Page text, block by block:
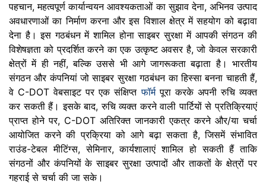
पहचान, महत्वपूर्ण कार्यान्वयन आवश्यकताओं का सुझाव देना, अभिनव उत्पाद
अवधारणाओं का निर्माण करना और इस विशाल क्षेत्र में सहयोग को बढ़ावा
देना है। इस गठबंधन में शामिल होना साइबर सुरक्षा में आपकी संगठन की
विशेषज्ञता को प्रदर्शित करने का एक उत्कृष्ट अवसर है, जो केवल सरकारी
क्षेत्रों में ही नहीं, बल्कि उससे भी आगे जागरूकता बढ़ाता है। भारतीय
संगठन और कंपनियां जो साइबर सुरक्षा गठबंधन का हिस्सा बनना चाहती हैं,
वे C-DOT वेबसाइट पर एक संक्षिप्तफॉर्मपूरा करके अपनी रुचि व्यक्त
कर सकती हैं। इसके बाद, रुचि व्यक्त करने वाली पार्टियों से प्रतिक्रियाएं
प्राप्त होने पर, C-DOT अतिरिक्त जानकारी एकत्र करने और/या चर्चा
आयोजित करने की प्रक्रिया को आगे बढ़ा सकता है, जिसमें संभावित
राउंड-टेबल मीटिंग्स, सेमिनार, कार्यशालाएं शामिल हो सकती हैं ताकि
संगठनों और कंपनियों के साइबर सुरक्षा उत्पादों और ताकतों के क्षेत्रों पर
गहराई से चर्चा की जा सके।